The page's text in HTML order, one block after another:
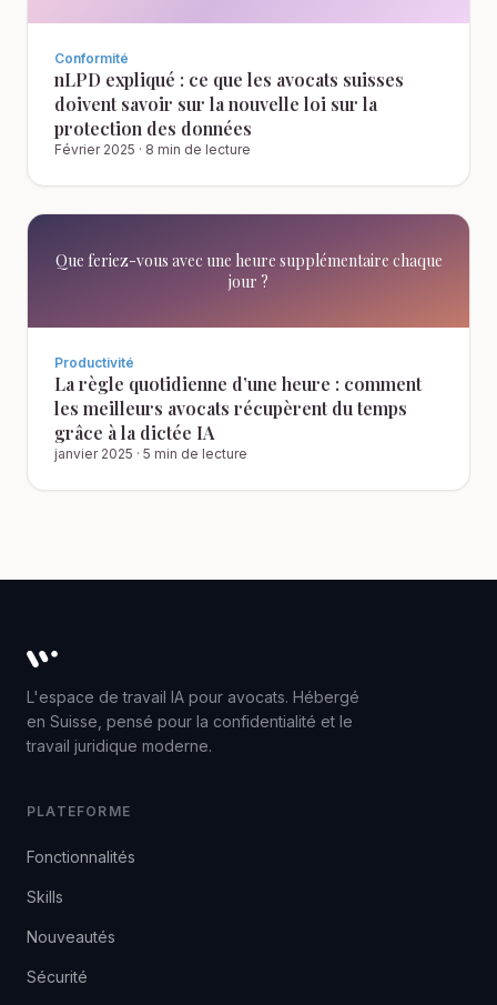
Conformité
nLPD expliqué : ce que les avocats suisses
doivent savoir sur la nouvelle loi sur la
protection des données
Février 2025 · 8 min de lecture
Que feriez-vous avec une heure supplémentaire chaque
jour ?
Productivité
La règle quotidienne d’une heure : comment
les meilleurs avocats récupèrent du temps
grâce à la dictée IA
janvier 2025 · 5 min de lecture
Whisperit AI legal workspace
L'espace de travail IA pour avocats. Hébergé
en Suisse, pensé pour la confidentialité et le
travail juridique moderne.
PLATEFORME
Fonctionnalités
Skills
Nouveautés
Sécurité